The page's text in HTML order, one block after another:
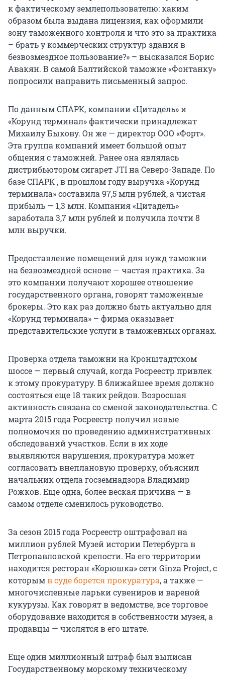
к фактическому землепользователю: каким
образом была выдана лицензия, как оформили
зону таможенного контроля и что это за практика
– брать у коммерческих структур здания в
безвозмездное пользование?» – высказался Борис
Авакян. В самой Балтийской таможне «Фонтанку»
попросили направить письменный запрос.
По данным СПАРК, компании «Цитадель» и
«Корунд терминал» фактически принадлежат
Михаилу Быкову. Он же — директор ООО «Форт».
Эта группа компаний имеет большой опыт
общения с таможней. Ранее она являлась
дистрибьютором сигарет JTI на Северо-Западе. По
базе СПАРК , в прошлом году выручка «Корунд
терминала» составила 97,5 млн рублей, а чистая
прибыль — 1,3 млн. Компания «Цитадель»
заработала 3,7 млн рублей и получила почти 8
млн выручки.
Предоставление помещений для нужд таможни
на безвозмездной основе — частая практика. За
это компании получают хорошее отношение
государственного органа, говорят таможенные
брокеры. Это как раз должно быть актуально для
«Корунд терминала» – фирма оказывает
представительские услуги в таможенных органах.
Проверка отдела таможни на Кронштадтском
шоссе — первый случай, когда Росреестр привлек
к этому прокуратуру. В ближайшее время должно
состояться еще 18 таких рейдов. Возросшая
активность связана со сменой законодательства. С
марта 2015 года Росреестр получил новые
полномочия по проведению административных
обследований участков. Если в их ходе
выявляются нарушения, прокуратура может
согласовать внеплановую проверку, объяснил
начальник отдела госземнадзора Владимир
Рожков. Еще одна, более веская причина — в
самом отделе сменилось руководство.
За сезон 2015 года Росреестр оштрафовал на
миллион рублей Музей истории Петербурга в
Петропавловской крепости. На его территории
находится ресторан «Корюшка» сети Ginza Project, с
которымв суде борется прокуратура, а также —
многочисленные ларьки сувениров и вареной
кукурузы. Как говорят в ведомстве, все торговое
оборудование находится в собственности музея, а
продавцы — числятся в его штате.
Еще один миллионный штраф был выписан
Государственному морскому техническому